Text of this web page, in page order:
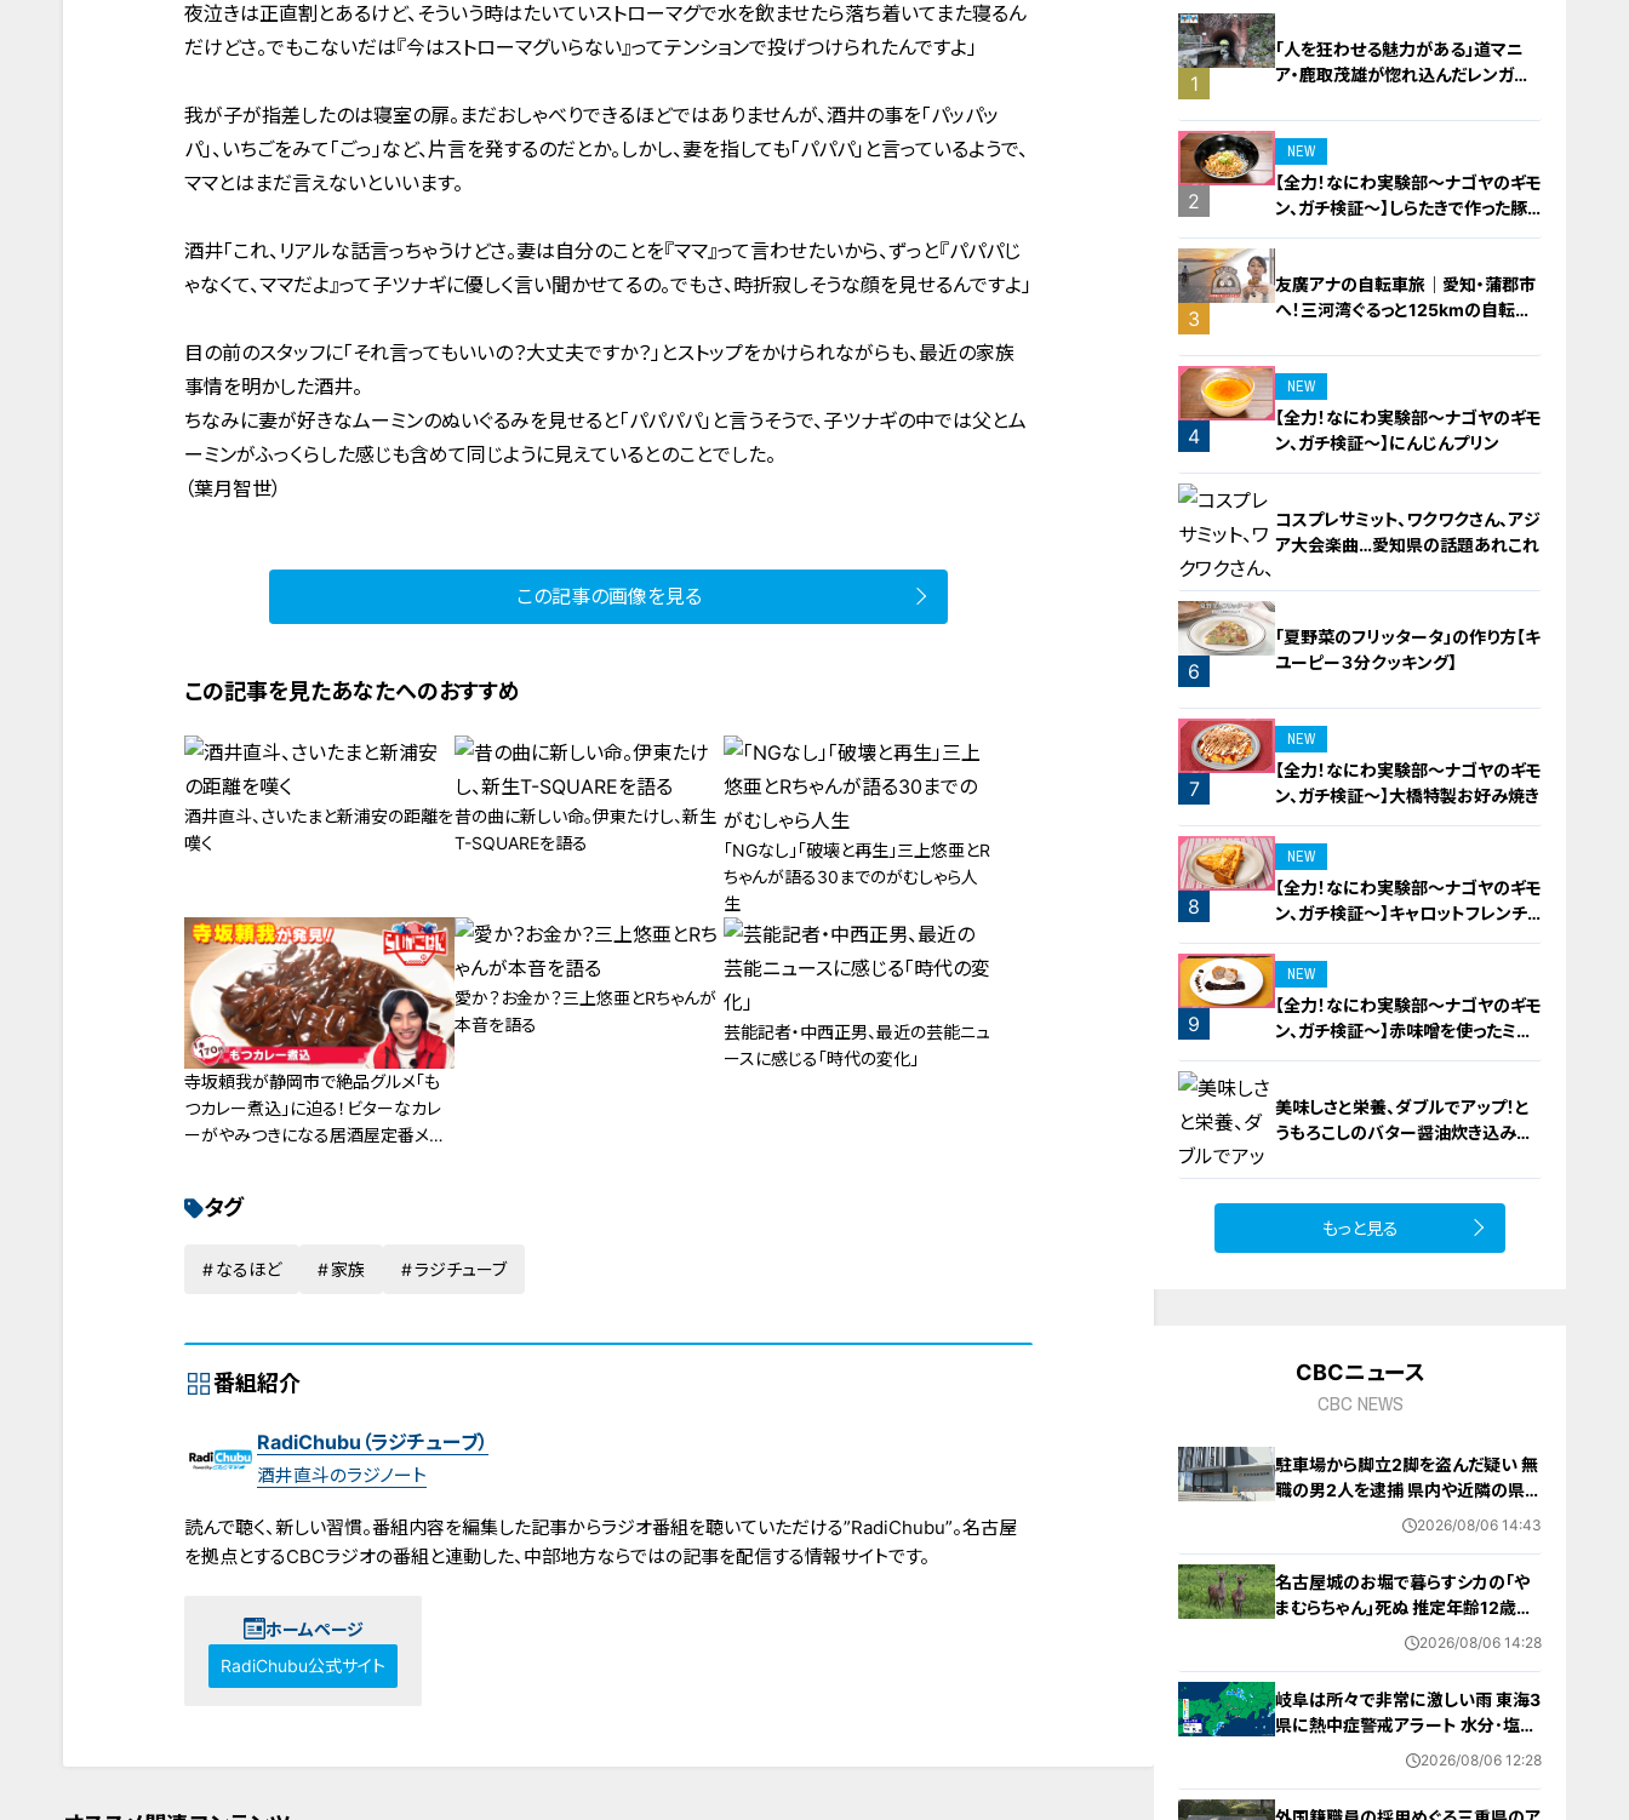
夜泣きは正直割とあるけど、そういう時はたいていストローマグで水を飲ませたら落ち着いてまた寝るん
だけどさ。でもこないだは『今はストローマグいらない』ってテンションで投げつけられたんですよ」
我が子が指差したのは寝室の扉。まだおしゃべりできるほどではありませんが、酒井の事を「パッパッ
パ」、いちごをみて「ごっ」など、片言を発するのだとか。しかし、妻を指しても「パパパ」と言っているようで、
ママとはまだ言えないといいます。
酒井「これ、リアルな話言っちゃうけどさ。妻は自分のことを『ママ』って言わせたいから、ずっと『パパパじ
ゃなくて、ママだよ』って子ツナギに優しく言い聞かせてるの。でもさ、時折寂しそうな顔を見せるんですよ」
目の前のスタッフに「それ言ってもいいの？大丈夫ですか？」とストップをかけられながらも、最近の家族
事情を明かした酒井。
ちなみに妻が好きなムーミンのぬいぐるみを見せると「パパパパ」と言うそうで、子ツナギの中では父とム
ーミンがふっくらした感じも含めて同じように見えているとのことでした。
（葉月智世）
この記事の画像を見る
この記事を見たあなたへのおすすめ
酒井直斗、さいたまと新浦安の距離を
嘆く
昔の曲に新しい命。伊東たけし、新生
T-SQUAREを語る
「NGなし」「破壊と再生」三上悠亜とR
ちゃんが語る30までのがむしゃら人
生
寺坂頼我が静岡市で絶品グルメ「も
つカレー煮込」に迫る！ビターなカレ
ーがやみつきになる居酒屋定番メニ
愛か？お金か？三上悠亜とRちゃんが
本音を語る
芸能記者・中西正男、最近の芸能ニュ
ースに感じる「時代の変化」
タグ
なるほど 家族 ラジチューブ
番組紹介
RadiChubu（ラジチューブ）
酒井直斗のラジノート
読んで聴く、新しい習慣。番組内容を編集した記事からラジオ番組を聴いていただける”RadiChubu”。名古屋
を拠点とするCBCラジオの番組と連動した、中部地方ならではの記事を配信する情報サイトです。
ホームページ
RadiChubu公式サイト
1
「人を狂わせる魅力がある」道マニ
ア・鹿取茂雄が惚れ込んだレンガの
2
NEW
【全力！なにわ実験部～ナゴヤのギモ
ン、ガチ検証～】しらたきで作った豚
バラミンチの油そば
3
友廣アナの自転車旅｜愛知・蒲郡市
へ！三河湾ぐるっと125kmの自転車
4
NEW
【全力！なにわ実験部～ナゴヤのギモ
ン、ガチ検証～】にんじんプリン
5
コスプレサミット、ワクワクさん、アジ
ア大会楽曲…愛知県の話題あれこれ
6
「夏野菜のフリッタータ」の作り方【キ
ユーピー３分クッキング】
7
NEW
【全力！なにわ実験部～ナゴヤのギモ
ン、ガチ検証～】大橋特製お好み焼き
8
NEW
【全力！なにわ実験部～ナゴヤのギモ
ン、ガチ検証～】キャロットフレンチ
ロースト
9
NEW
【全力！なにわ実験部～ナゴヤのギモ
ン、ガチ検証～】赤味噌を使ったミル
フィーユ味噌トンカツ
美味しさと栄養、ダブルでアップ！と
うもろこしのバター醤油炊き込みご
もっと見る
CBCニュース
CBC NEWS
駐車場から脚立2脚を盗んだ疑い 無
職の男2人を逮捕 県内や近隣の県で
相次ぐ窃盗事件との関連は… 愛知
2026/08/06 14:43
名古屋城のお堀で暮らすシカの｢や
まむらちゃん｣死ぬ 推定年齢12歳以
上 7月半ばから体調不良 母親とみら
2026/08/06 14:28
岐阜は所々で非常に激しい雨 東海3
県に熱中症警戒アラート 水分･塩分
補給など対策を 愛知･名古屋･岐阜･
2026/08/06 12:28